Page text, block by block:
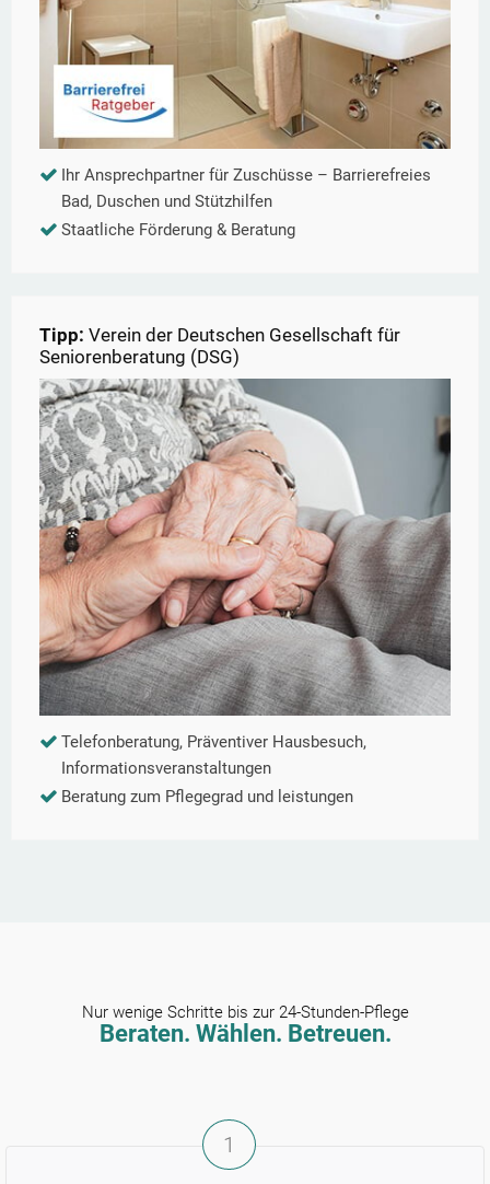
Ihr Ansprechpartner für Zuschüsse – Barrierefreies
Bad, Duschen und Stützhilfen
Staatliche Förderung & Beratung
Tipp: Verein der Deutschen Gesellschaft für
Seniorenberatung (DSG)
Telefonberatung, Präventiver Hausbesuch,
Informationsveranstaltungen
Beratung zum Pflegegrad und leistungen
Nur wenige Schritte bis zur 24-Stunden-Pflege
Beraten. Wählen. Betreuen.
1